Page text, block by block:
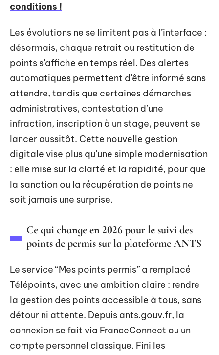
conditions !
Les évolutions ne se limitent pas à l’interface :
désormais, chaque retrait ou restitution de
points s’affiche en temps réel. Des alertes
automatiques permettent d’être informé sans
attendre, tandis que certaines démarches
administratives, contestation d’une
infraction, inscription à un stage, peuvent se
lancer aussitôt. Cette nouvelle gestion
digitale vise plus qu’une simple modernisation
: elle mise sur la clarté et la rapidité, pour que
la sanction ou la récupération de points ne
soit jamais une surprise.
Ce qui change en 2026 pour le suivi des
points de permis sur la plateforme ANTS
Le service “Mes points permis” a remplacé
Télépoints, avec une ambition claire : rendre
la gestion des points accessible à tous, sans
détour ni attente. Depuis ants.gouv.fr, la
connexion se fait via FranceConnect ou un
compte personnel classique. Fini les